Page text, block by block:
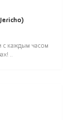
с каждым часом
..